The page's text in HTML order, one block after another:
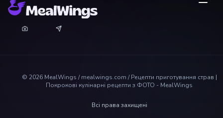
© 2026 MealWings / mealwings.com /Рецепти приготування страв |
Покрокові кулінарні рецепти з ФОТО - MealWings
Всі права захищені